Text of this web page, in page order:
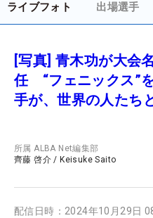
ライブフォト 出場選手
[写真] 青木功が大会
任 “フェニックス”
手が、世界の人たち
所属ALBA Net編集部
齊藤 啓介 / Keisuke Saito
配信日時： 2024年10月29日